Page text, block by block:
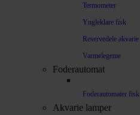
Termometer
Yngleklare fisk
Reservedele akvarie
Varmelegeme
Foderautomat
Foderautomater fisk
Akvarie lamper